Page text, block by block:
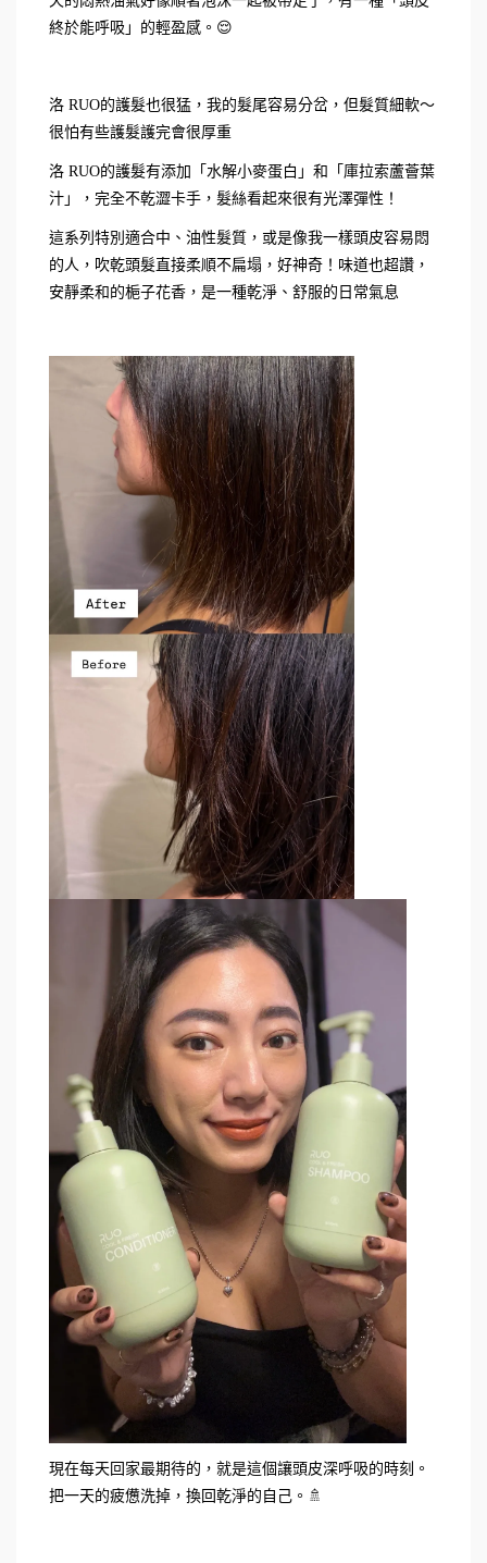
終於能呼吸」的輕盈感。😌
洛 RUO的護髮也很猛，我的髮尾容易分岔，但髮質細軟～
很怕有些護髮護完會很厚重
洛 RUO的護髮有添加「水解小麥蛋白」和「庫拉索蘆薈葉
汁」，完全不乾澀卡手，髮絲看起來很有光澤彈性！
這系列特別適合中、油性髮質，或是像我一樣頭皮容易悶
的人，吹乾頭髮直接柔順不扁塌，好神奇！味道也超讚，
安靜柔和的梔子花香，是一種乾淨、舒服的日常氣息
現在每天回家最期待的，就是這個讓頭皮深呼吸的時刻。
把一天的疲憊洗掉，換回乾淨的自己。🚿